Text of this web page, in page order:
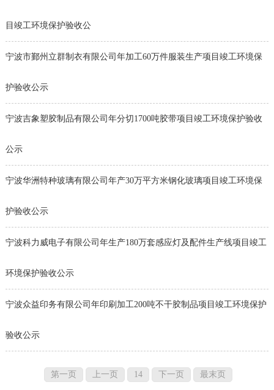
目竣工环境保护验收公
宁波市鄞州立群制衣有限公司年加工60万件服装生产项目竣工环境保
护验收公示
宁波吉象塑胶制品有限公司年分切1700吨胶带项目竣工环境保护验收
公示
宁波华洲特种玻璃有限公司年产30万平方米钢化玻璃项目竣工环境保
护验收公示
宁波科力威电子有限公司年生产180万套感应灯及配件生产线项目竣工
环境保护验收公示
宁波众益印务有限公司年印刷加工200吨不干胶制品项目竣工环境保护
验收公示
第一页 上一页 14 下一页 最末页